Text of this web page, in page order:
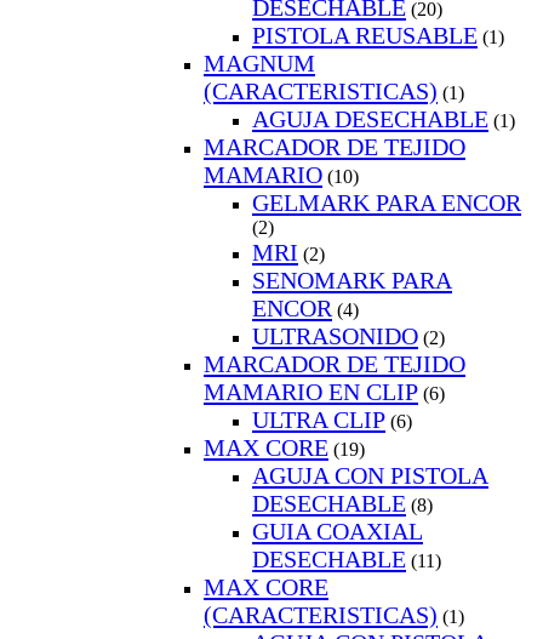
DESECHABLE (20)
PISTOLA REUSABLE (1)
MAGNUM
(CARACTERISTICAS) (1)
AGUJA DESECHABLE (1)
MARCADOR DE TEJIDO
MAMARIO (10)
GELMARK PARA ENCOR
(2)
MRI (2)
SENOMARK PARA
ENCOR (4)
ULTRASONIDO (2)
MARCADOR DE TEJIDO
MAMARIO EN CLIP (6)
ULTRA CLIP (6)
MAX CORE (19)
AGUJA CON PISTOLA
DESECHABLE (8)
GUIA COAXIAL
DESECHABLE (11)
MAX CORE
(CARACTERISTICAS) (1)